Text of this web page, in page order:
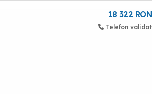
18 322 RON
Telefon validat